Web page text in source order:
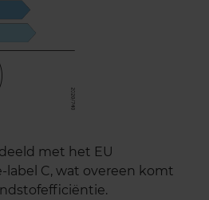
met het EU
C, wat overeen komt